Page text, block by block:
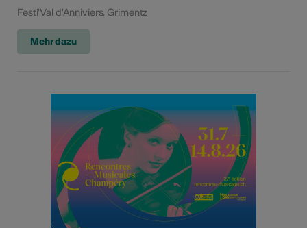
Festi'Val d'Anniviers, Grimentz
Mehr dazu